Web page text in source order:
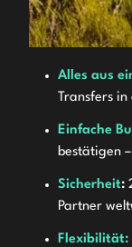
Alles aus
Transfers in
Einfache
bestätigen
Sicherheit:
Partner
Flexibilität: